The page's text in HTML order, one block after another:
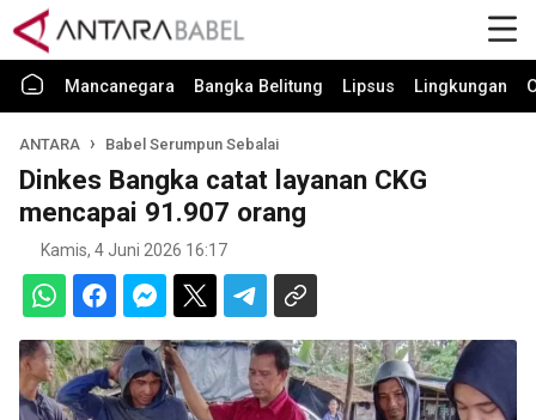
Mancanegara Bangka Belitung Lipsus Lingkungan
ANTARA Babel Serumpun Sebalai
Dinkes Bangka catat layanan CKG
mencapai 91.907 orang
Kamis, 4 Juni 2026 16:17